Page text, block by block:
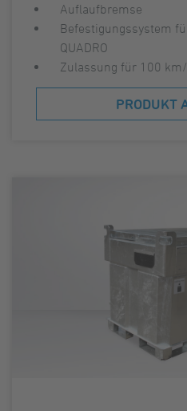
Auflaufbremse
Befestigungssystem
QUADRO
Zulassung für 100
PRODUKT